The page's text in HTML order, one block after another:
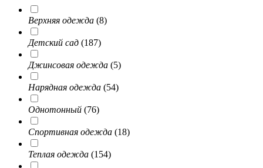
Верхняя одежда (8)
Детский сад (187)
Джинсовая одежда (5)
Нарядная одежда (54)
Однотонный (76)
Спортивная одежда (18)
Теплая одежда (154)